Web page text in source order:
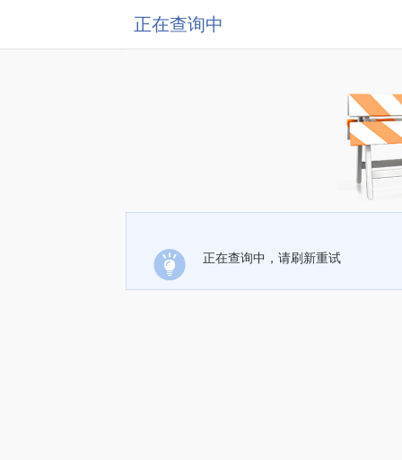
正在查询中
正在查询中，请刷新重试